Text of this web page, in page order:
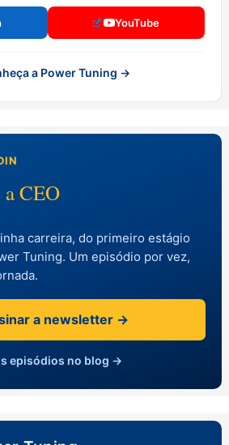
YouTube
a Power Tuning →
a CEO
carreira, do primeiro estágio
Tuning. Um episódio por vez,
a newsletter →
episódios no blog →